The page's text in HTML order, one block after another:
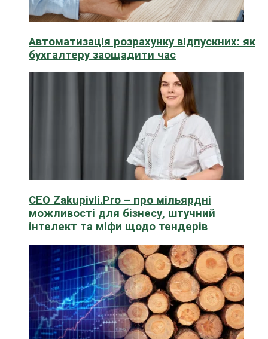
Автоматизація розрахунку відпускних: як
бухгалтеру заощадити час
CEO Zakupivli.Pro – про мільярдні
можливості для бізнесу, штучний
інтелект та міфи щодо тендерів